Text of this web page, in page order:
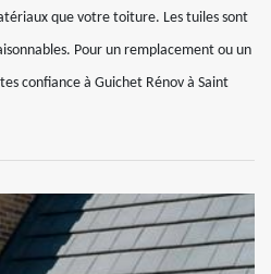
que votre toiture. Les tuiles sont
Pour un remplacement ou un
confiance à Guichet Rénov à Saint